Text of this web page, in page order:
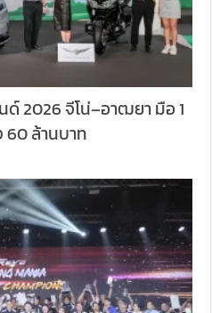
2026 จีโน่–อาฒยา มือ 1
60 ล้านบาท